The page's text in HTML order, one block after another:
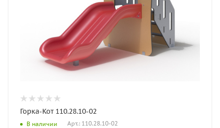
Горка-Кот 110.28.10-02
В наличии Арт.: 110.28.10-02